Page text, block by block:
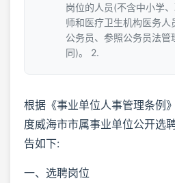
岗位的人员(不含中小学
师和医疗卫生机构医务人
公务员、参照公务员法管
同)。 2.
根据《事业单位人事管理条例
度威海市市属事业单位公开选
告如下:
一、选聘岗位